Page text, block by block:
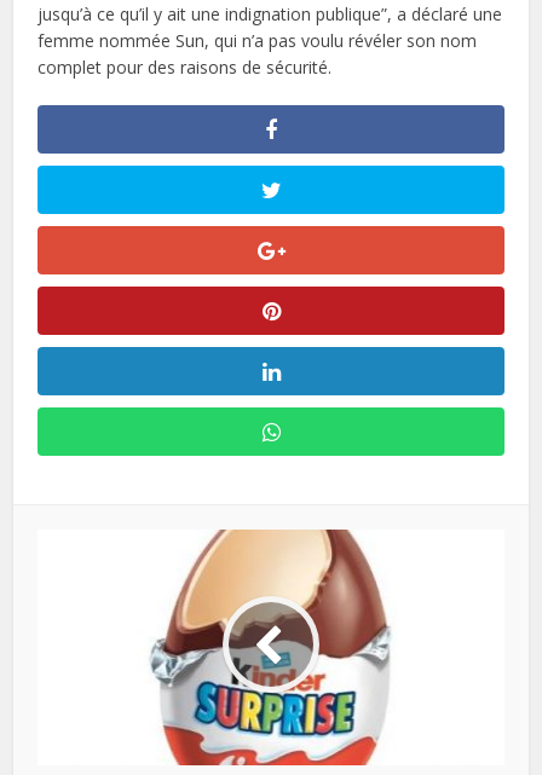
jusqu’à ce qu’il y ait une indignation publique”, a déclaré une
femme nommée Sun, qui n’a pas voulu révéler son nom
complet pour des raisons de sécurité.